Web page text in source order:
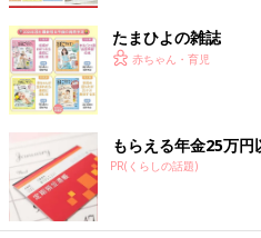
たまひよの雑誌
赤ちゃん・育児
もらえる年金25万
PR(くらしの話題)